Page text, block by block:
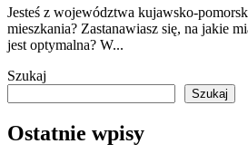
Jesteś z województwa kujawsko-
mieszkania? Zastanawiasz się, na jakie
jest optymalna? W...
Szukaj
Szukaj
Ostatnie wpisy